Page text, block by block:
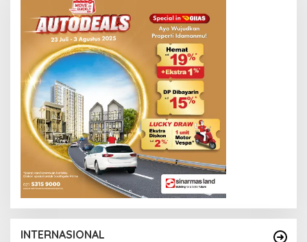
INTERNASIONAL